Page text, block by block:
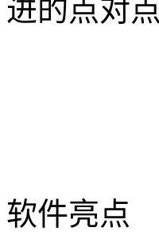
进的点对
软件亮点